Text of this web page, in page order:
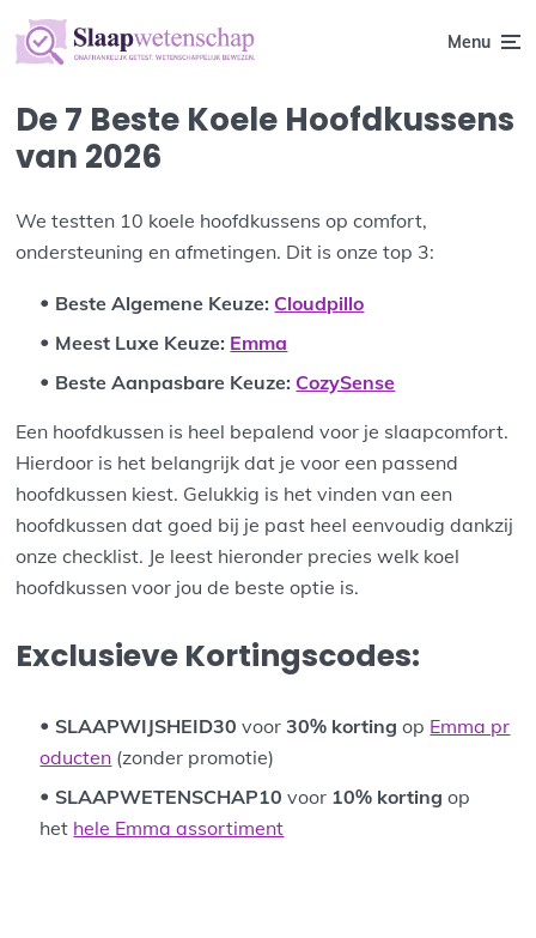
Menu
De 7 Beste Koele Hoofdkussens
van 2026
We testten 10 koele hoofdkussens op comfort,
ondersteuning en afmetingen. Dit is onze top 3:
Beste Algemene Keuze: Cloudpillo
Meest Luxe Keuze: Emma
Beste Aanpasbare Keuze: CozySense
Een hoofdkussen is heel bepalend voor je slaapcomfort.
Hierdoor is het belangrijk dat je voor een passend
hoofdkussen kiest. Gelukkig is het vinden van een
hoofdkussen dat goed bij je past heel eenvoudig dankzij
onze checklist. Je leest hieronder precies welk koel
hoofdkussen voor jou de beste optie is.
Exclusieve Kortingscodes:
SLAAPWIJSHEID30voor30% kortingop Emma pr
oducten (zonder promotie)
SLAAPWETENSCHAP10 voor 10% korting op
het hele Emma assortiment